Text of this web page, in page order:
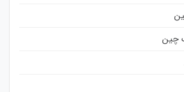
چین